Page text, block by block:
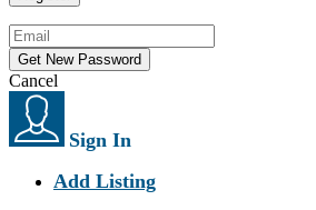
Cancel
Sign In
Add Listing